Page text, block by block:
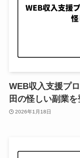
WEB収入支援プ
田の怪しい副業を
2026年1月18日